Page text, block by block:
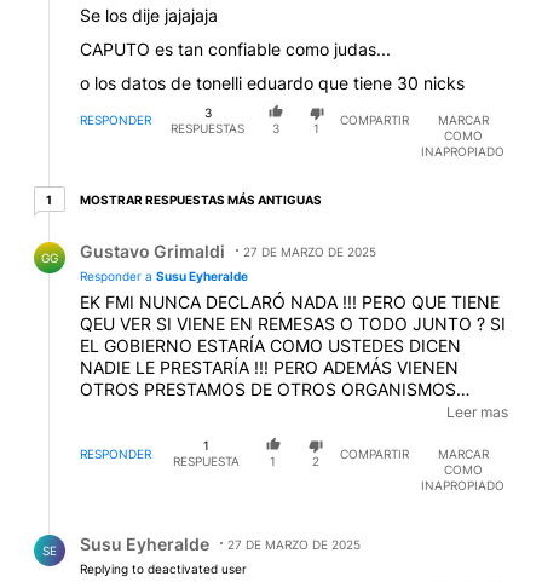
Se los dije jajajaja
CAPUTO es tan confiable como judas...
o los datos de tonelli eduardo que tiene 30 nicks
RESPONDER
3
RESPUESTAS
3 1
COMPARTIR
MARCAR
COMO
INAPROPIADO
11 respuesta más antiguas
MOSTRAR RESPUESTAS MÁS ANTIGUAS
GG Gustavo Grimaldi
27 DE MARZO DE 2025
Responder a Susu Eyheralde
EK FMI NUNCA DECLARÓ NADA !!! PERO QUE TIENE
QEU VER SI VIENE EN REMESAS O TODO JUNTO ? SI
EL GOBIERNO ESTARÍA COMO USTEDES DICEN
NADIE LE PRESTARÍA !!! PERO ADEMÁS VIENEN
OTROS PRESTAMOS DE OTROS ORGANISMOS
INTERNACIONALES Y ADEMAS LOS DPOLRES DEL
CAMPO CON LO CUAL QUEDENSE TRANQUILOS
Leer mas
RESPONDER
1
RESPUESTA
1 2
COMPARTIR
MARCAR
COMO
INAPROPIADO
SE Susu Eyheralde
27 DE MARZO DE 2025
Replying to deactivated user